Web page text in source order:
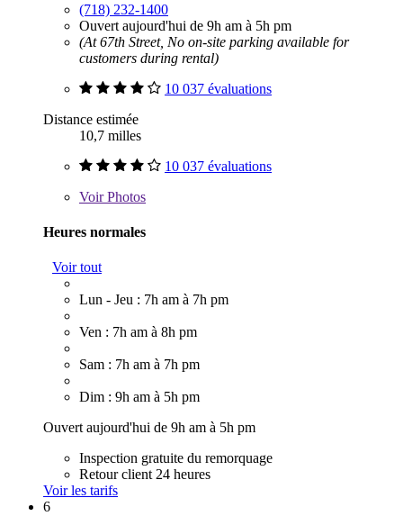
(718) 232-1400
Ouvert aujourd'hui de 9h am à 5h pm
(At 67th Street, No on-site parking available for
customers during rental)
10 037 évaluations
Distance estimée
10,7 milles
10 037 évaluations
VoirPhotos
Heures normales
Voir tout
Lun - Jeu : 7h am à 7h pm
Ven : 7h am à 8h pm
Sam : 7h am à 7h pm
Dim : 9h am à 5h pm
Ouvert aujourd'hui de 9h am à 5h pm
Inspection gratuite du remorquage
Retour client 24 heures
Voir les tarifs
6